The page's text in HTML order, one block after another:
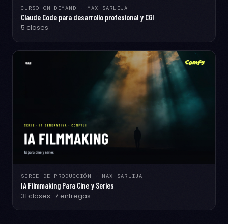
CURSO ON-DEMAND · MAX SARLIJA
Claude Code para desarrollo profesional y CGI
5 clases
SERIE DE PRODUCCIÓN · MAX SARLIJA
IA Filmmaking Para Cine y Series
31 clases · 7 entregas